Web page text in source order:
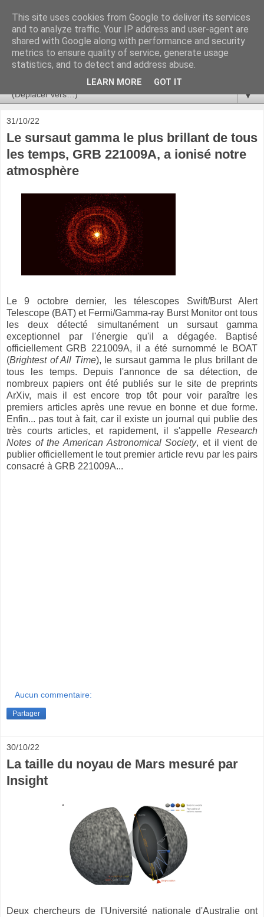
Ça se passe là haut
Astronomie, Astrophysique, Astroparticules, Cosmologie.
L'infini se contemple, indéfiniment. ISSN 2272-5768
▼
31/10/22
Le sursaut gamma le plus brillant de tous
les temps, GRB 221009A, a ionisé notre
atmosphère
Le 9 octobre dernier, les télescopes Swift/Burst Alert
Telescope (BAT) et Fermi/Gamma-ray Burst Monitor ont tous
les deux détecté simultanément un sursaut gamma
exceptionnel par l'énergie qu'il a dégagée. Baptisé
officiellement GRB 221009A, il a été surnommé le BOAT
(Brightest of All Time), le sursaut gamma le plus brillant de
tous les temps. Depuis l'annonce de sa détection, de
nombreux papiers ont été publiés sur le site de preprints
ArXiv, mais il est encore trop tôt pour voir paraître les
premiers articles après une revue en bonne et due forme.
Enfin... pas tout à fait, car il existe un journal qui publie des
très courts articles, et rapidement, il s'appelle Research
Notes of the American Astronomical Society, et il vient de
publier officiellement le tout premier article revu par les pairs
consacré à GRB 221009A...
Aucun commentaire:
Partager
30/10/22
La taille du noyau de Mars mesuré par
Insight
Deux chercheurs de l'Université nationale d'Australie ont
This site uses cookies from Google to deliver its services
and to analyze traffic. Your IP address and user-agent are
shared with Google along with performance and security
metrics to ensure quality of service, generate usage
statistics, and to detect and address abuse.
LEARN MORE GOT IT